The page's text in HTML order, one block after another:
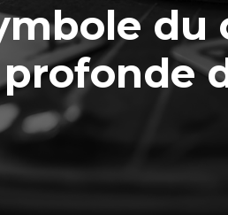
du
profonde